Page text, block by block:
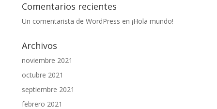
Comentarios recientes
Un comentarista de WordPress en ¡Hola mundo!
Archivos
noviembre 2021
octubre 2021
septiembre 2021
febrero 2021